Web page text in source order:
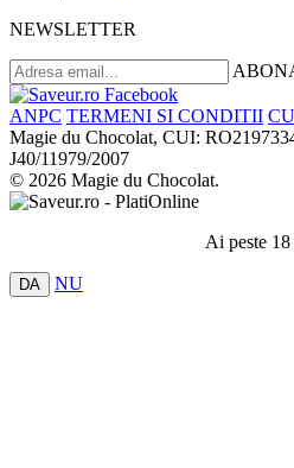
NEWSLETTER
ANPC TERMENI SI CONDITII
Magie du Chocolat, CUI:
J40/11979/2007
© 2026 Magie du Chocolat.
Ai peste 18
DA NU